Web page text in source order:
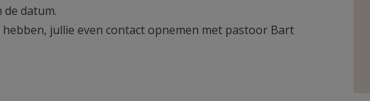
datum.
jullie even contact opnemen met pastoor Bart